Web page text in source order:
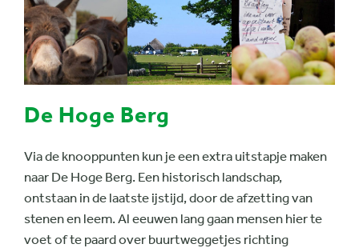
De Hoge Berg
Via de knooppunten kun je een extra uitstapje maken
naar De Hoge Berg. Een historisch landschap,
ontstaan in de laatste ijstijd, door de afzetting van
stenen en leem. Al eeuwen lang gaan mensen hier te
voet of te paard over buurtweggetjes richting